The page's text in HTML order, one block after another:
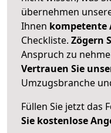
übernehmen
Ihnen kompetente
Checkliste. Zögern
Anspruch zu
Vertrauen Sie
Umzugsbranche
Füllen Sie jetzt das
Sie kostenlose